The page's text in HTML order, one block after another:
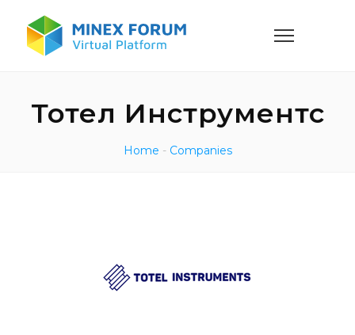
Тотел Инструментс
Home - Companies